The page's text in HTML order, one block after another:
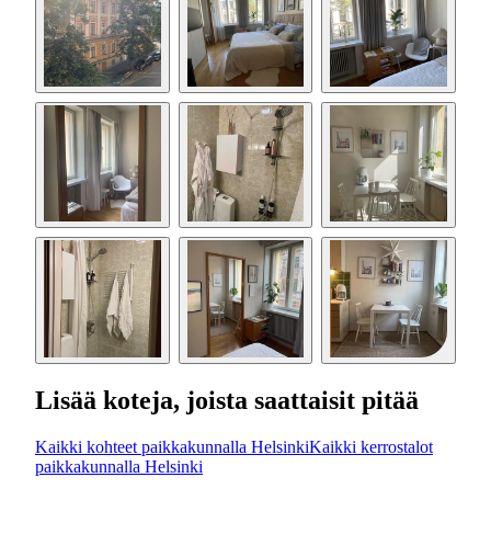
Lisää koteja, joista saattaisit pitää
Kaikki kohteet paikkakunnalla HelsinkiKaikki kerrostalot
paikkakunnalla Helsinki